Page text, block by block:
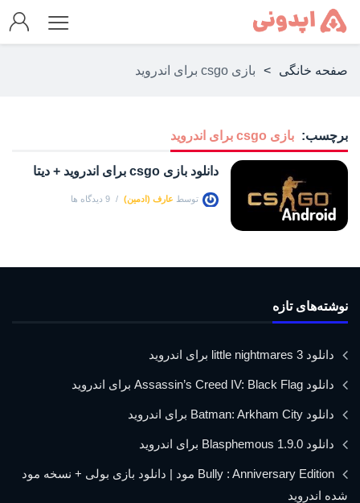
صفحه خانگی > بازی csgo برای اندروید
برچسب: بازی csgo برای اندروید
دانلود بازی csgo برای اندروید + دیتا
توسط عارف (ادمین) 9 دیدگاه ها
نوشته‌های تازه
دانلود little nightmares 3 برای اندروید
دانلود Assassin’s Creed IV: Black Flag برای اندروید
دانلود Batman: Arkham City برای اندروید
دانلود Blasphemous 1.9.0 برای اندروید
Bully : Anniversary Edition مود | دانلود بازی بولی + نسخه مود
شده اندروید